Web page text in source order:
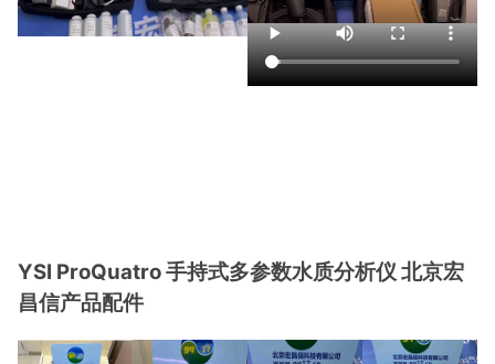
YSI ProQuatro 手持式多参数水质分析仪 北京宏
昌信产品配件